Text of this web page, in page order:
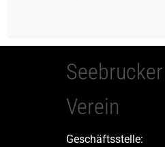
Verein
Geschäftsstelle: